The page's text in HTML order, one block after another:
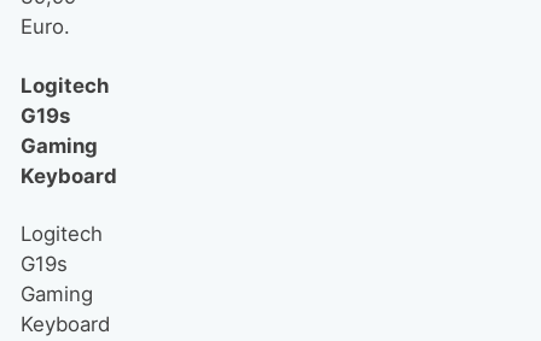
Euro.
Logitech
G19s
Gaming
Keyboard
Logitech
G19s
Gaming
Keyboard